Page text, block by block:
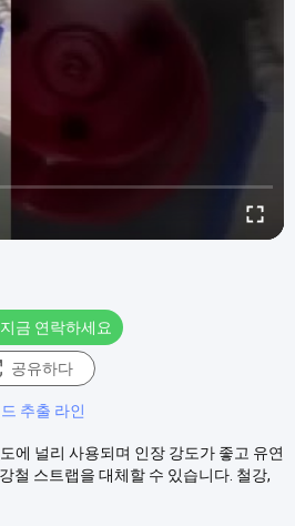
지금 연락하세요
공유하다
추출 라인
에 널리 사용되며 인장 강도가 좋고 유연
철 스트랩을 대체할 수 있습니다. 철강,